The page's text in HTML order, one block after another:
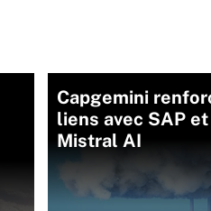
Capgemini
liens avec SAP et
Mistral AI